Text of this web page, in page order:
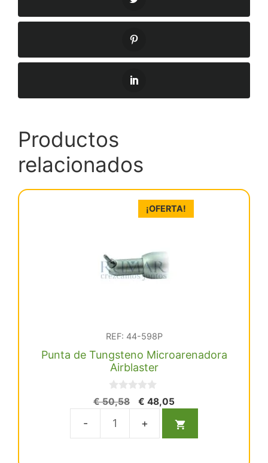
Productos
relacionados
¡OFERTA!
REF: 44-598P
Punta de Tungsteno Microarenadora
Airblaster
0
d
5
€50,58
El
original
era:
€ 48,05El
actual
es:
Punta